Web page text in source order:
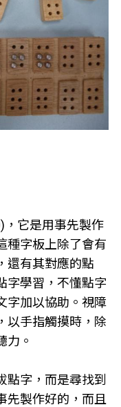
它是用事先製作
種字板上除了會有
還有其對應的點
字學習，不懂點字
字加以協助。視障
以手指觸摸時，除
力。
點字，而是尋找到
先製作好的，而且